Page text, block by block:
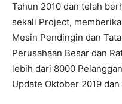
Tahun 2010 dan telah
sekali Project,
Mesin Pendingin dan
Perusahaan Besar dan
lebih dari 8000
Update Oktober 2019